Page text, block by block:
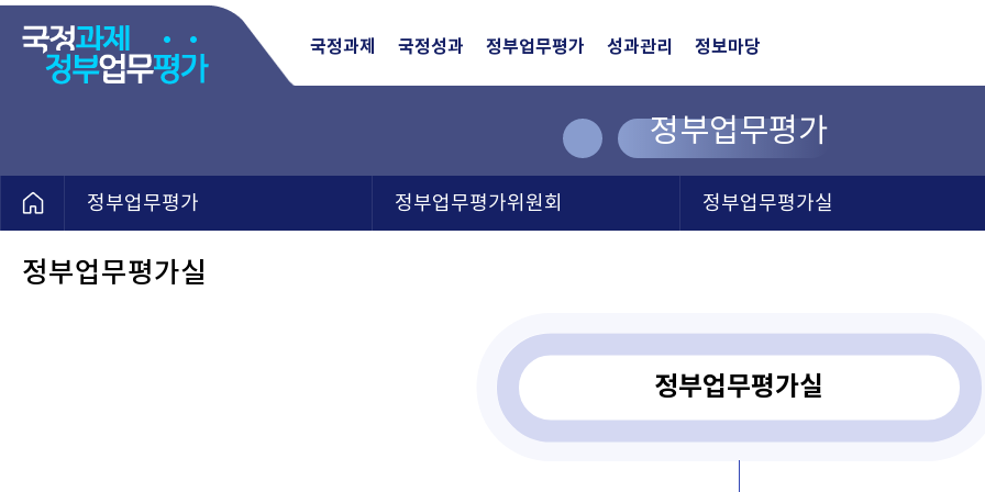
국정과제 국정성과 정부업무평가 성과관리 정보마당
정부업무평가
정부업무평가 정부업무평가위원회 정부업무평가실
정부업무평가실
정부업무평가실